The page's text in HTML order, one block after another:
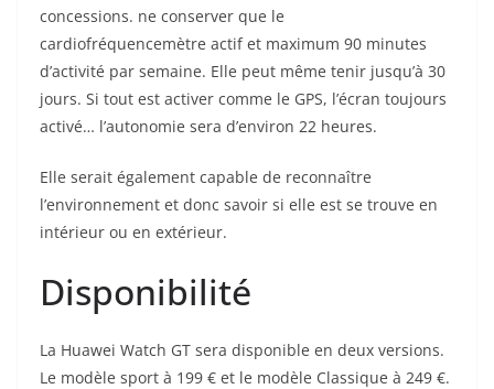
concessions. ne conserver que le
cardiofréquencemètre actif et maximum 90 minutes
d’activité par semaine. Elle peut même tenir jusqu’à 30
jours. Si tout est activer comme le GPS, l’écran toujours
activé… l’autonomie sera d’environ 22 heures.
Elle serait également capable de reconnaître
l’environnement et donc savoir si elle est se trouve en
intérieur ou en extérieur.
Disponibilité
La Huawei Watch GT sera disponible en deux versions.
Le modèle sport à 199 € et le modèle Classique à 249 €.